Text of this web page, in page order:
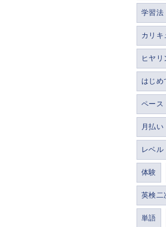
学習法
カリキ
ヒヤリ
はじめ
ペース
月払い
レベル
体験
英検二
単語